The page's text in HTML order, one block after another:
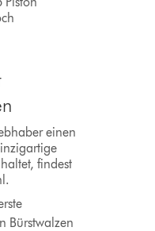
einen
findest
Bürstwalzen